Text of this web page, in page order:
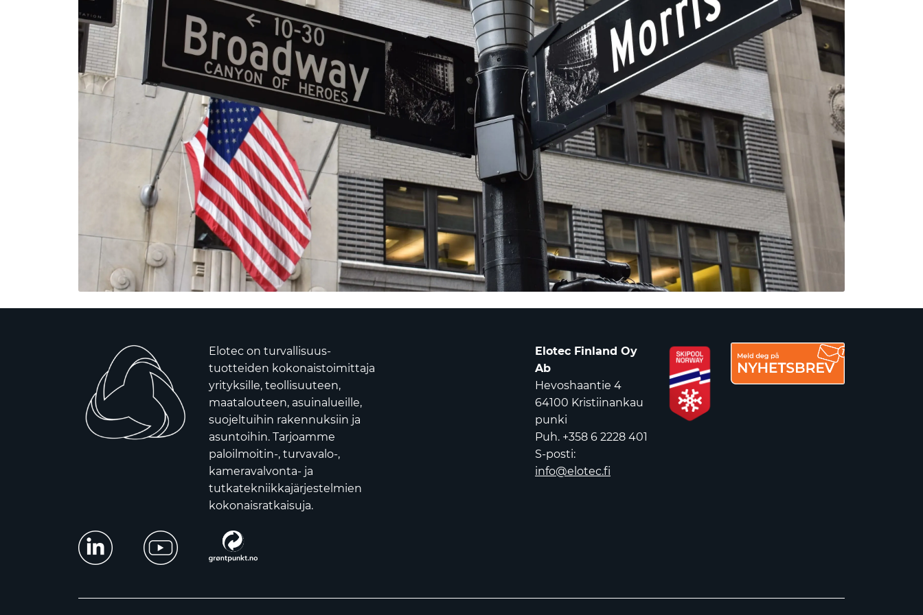
Elotec on turvallisuus-
tuotteiden kokonaistoimittaja
yrityksille, teollisuuteen,
maatalouteen, asuinalueille,
suojeltuihin rakennuksiin ja
asuntoihin. Tarjoamme
paloilmoitin-, turvavalo-,
kameravalvonta- ja
tutkatekniikkajärjestelmien
kokonaisratkaisuja.
Elotec Finland Oy
Ab
Hevoshaantie 4
64100 Kristiinankau
punki
Puh. +358 6 2228 401
S-posti:
info@elotec.fi